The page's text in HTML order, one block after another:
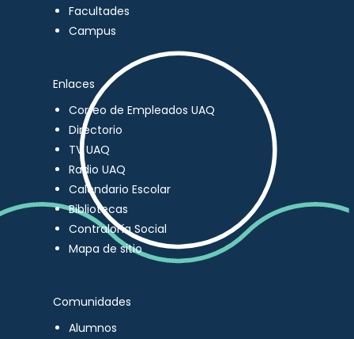
Facultades
Campus
Enlaces
Correo de Empleados UAQ
Directorio
TV UAQ
Radio UAQ
Calendario Escolar
Bibliotecas
Contraloría Social
Mapa de sitio
Comunidades
Alumnos